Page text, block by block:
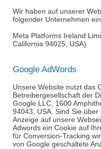
Wir haben auf unserer
folgender Unternehmen
Meta Platforms Ireland
California 94025, USA)
Google AdWords
Unsere Website nutzt das
Betreibergesellschaft der
Google LLC, 1600
94043, USA. Sind Sie
Anzeige auf unsere
Adwords ein Cookie auf
für Conversion-Tracking
von Google geschaltete